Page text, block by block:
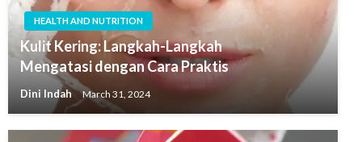
HEALTH AND NUTRITION
Kulit Kering: Langkah-Langkah
Mengatasi dengan Cara Praktis
Dini Indah March 31, 2024